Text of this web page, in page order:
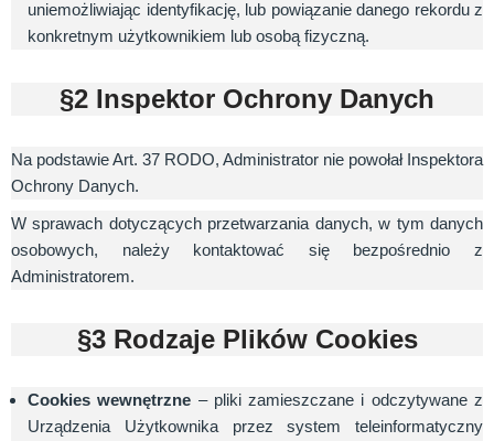
uniemożliwiając identyfikację, lub powiązanie danego rekordu z
konkretnym użytkownikiem lub osobą fizyczną.
§2 Inspektor Ochrony Danych
Na podstawie Art. 37 RODO, Administrator nie powołał Inspektora
Ochrony Danych.
W sprawach dotyczących przetwarzania danych, w tym danych
osobowych, należy kontaktować się bezpośrednio z
Administratorem.
§3 Rodzaje Plików Cookies
Cookies wewnętrzne – pliki zamieszczane i odczytywane z
Urządzenia Użytkownika przez system teleinformatyczny